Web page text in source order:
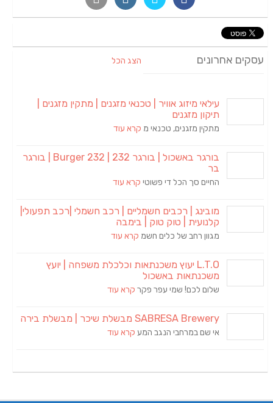
עסקים אחרונים הצג הכל
עילאי מיזוג אוויר | טכנאי מזגנים | מתקין מזגנים |
תיקון מזגנים
מתקין מזגנים, טכנאי מ קרא עוד
בורגר באשכול | בורגר 232 | Burger 232 | בורגר
בר
החיים סך הכל די פשוטי קרא עוד
מובינג | רכבים חשמליים | רכב חשמלי |רכב תפעולי|
קלנועית | טוק טוק | בימבה
מגוון רחב של כלים חשמ קרא עוד
L.T.O יעוץ משכנתאות וכלכלת משפחה | יועץ
משכנתאות באשכול
שלום לכם! שמי עפר פקר קרא עוד
SABRESA Brewery מבשלת שיכר | מבשלת בירה
אי שם במרחבי הנגב המע קרא עוד